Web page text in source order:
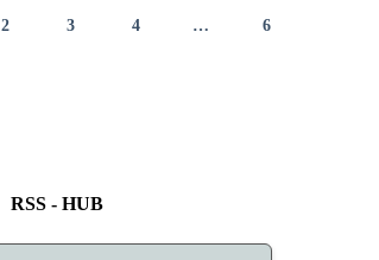
2 3 4 … 6
RSS - HUB